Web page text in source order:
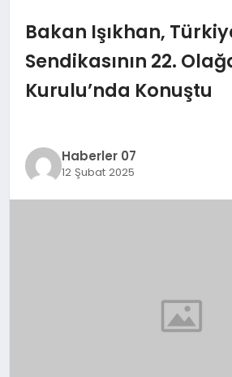
TEKNOLOJI
MAGAZIN
Bakan Işıkhan,
Sendikasının 22.
Kurulu’nda Konuştu
Haberler 07
12 Şubat 2025